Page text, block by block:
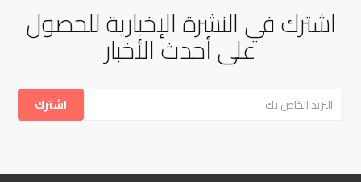
اشترك في النشرة الإخبارية للحصول
على أحدث الأخبار